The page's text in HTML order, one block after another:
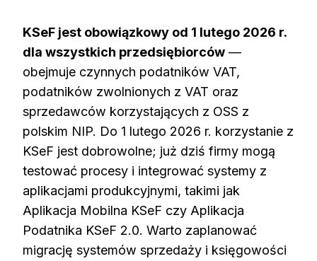
KSeF jest obowiązkowy od 1 lutego 2026 r.
dla wszystkich przedsiębiorców —
obejmuje czynnych podatników VAT,
podatników zwolnionych z VAT oraz
sprzedawców korzystających z OSS z
polskim NIP. Do 1 lutego 2026 r. korzystanie z
KSeF jest dobrowolne; już dziś firmy mogą
testować procesy i integrować systemy z
aplikacjami produkcyjnymi, takimi jak
Aplikacja Mobilna KSeF czy Aplikacja
Podatnika KSeF 2.0. Warto zaplanować
migrację systemów sprzedaży i księgowości